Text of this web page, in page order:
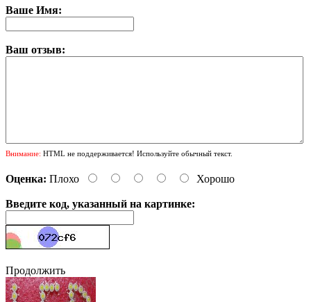
Ваше Имя:
Ваш отзыв:
Внимание: HTML не поддерживается! Используйте обычный текст.
Оценка: Плохо Хорошо
Введите код, указанный на картинке:
Продолжить